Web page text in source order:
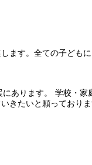
す。全ての子ども
あります。 学校・
たいと願っており